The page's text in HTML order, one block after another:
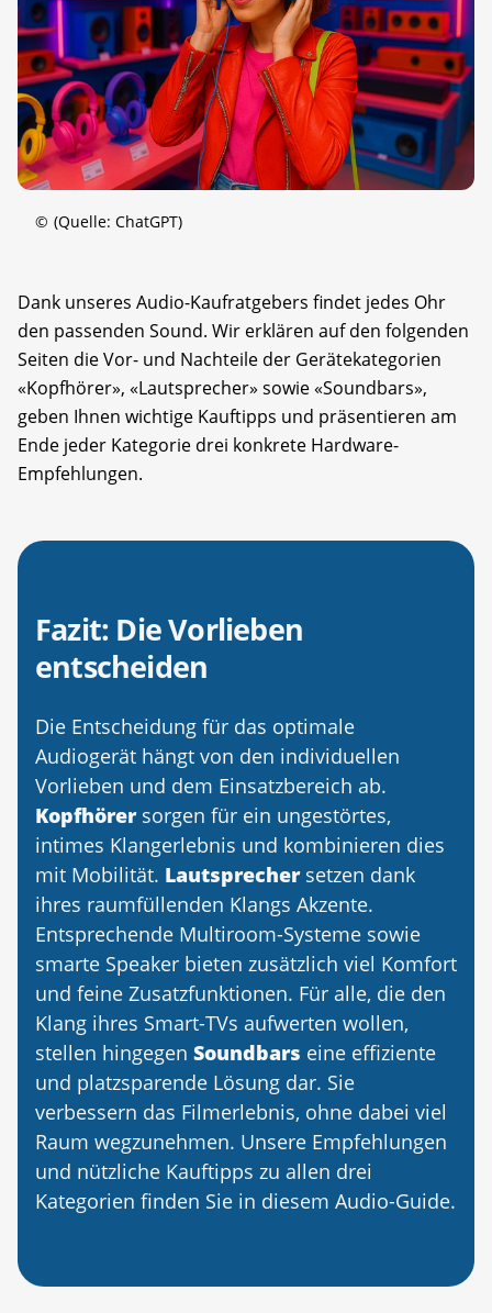
© (Quelle: ChatGPT)
Dank unseres Audio-Kaufratgebers findet jedes Ohr
den passenden Sound. Wir erklären auf den folgenden
Seiten die Vor- und Nachteile der Gerätekategorien
«Kopfhörer», «Lautsprecher» sowie «Soundbars»,
geben Ihnen wichtige Kauftipps und präsentieren am
Ende jeder Kategorie drei konkrete Hardware-
Empfehlungen.
Fazit: Die Vorlieben
entscheiden
Die Entscheidung für das optimale
Audiogerät hängt von den individuellen
Vorlieben und dem Einsatzbereich ab.
Kopfhörersorgen für ein ungestörtes,
intimes Klangerlebnis und kombinieren dies
mit Mobilität. Lautsprechersetzen dank
ihres raumfüllenden Klangs Akzente.
Entsprechende Multiroom-Systeme sowie
smarte Speaker bieten zusätzlich viel Komfort
und feine Zusatzfunktionen. Für alle, die den
Klang ihres Smart-TVs aufwerten wollen,
stellen hingegen Soundbars eine effiziente
und platzsparende Lösung dar. Sie
verbessern das Filmerlebnis, ohne dabei viel
Raum wegzunehmen. Unsere Empfehlungen
und nützliche Kauftipps zu allen drei
Kategorien finden Sie in diesem Audio-Guide.